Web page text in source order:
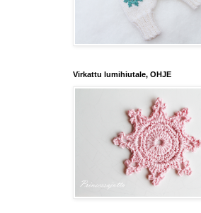
Virkattu lumihiutale, OHJE